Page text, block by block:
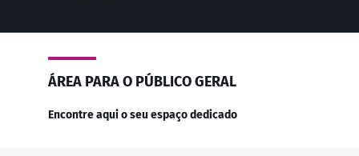
ÁREA PARA O PÚBLICO GERAL
Encontre aqui o seu espaço dedicado